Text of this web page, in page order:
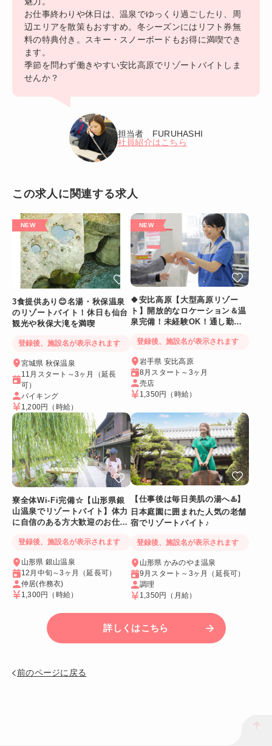
お仕事終わりや休日は、温泉でゆっくり過ごしたり、周
辺エリアを散策もおすすめ。冬シーズンにはリフト券無
料の特典付き。スキー・スノーボードもお得に満喫でき
ます。
季節を問わず働きやすい安比高原でリゾートバイトしま
せんか？
担当者 FURUHASHI
社員紹介はこちら
この求人に関連する求人
3食提供あり😊名湯・秋保温泉
のリゾートバイト！休日も仙台
観光や秋保大滝を満喫
登録後、施設名が表示されます
宮城県 秋保温泉
11月スタート～3ヶ月（延長
可）
バイキング
1,200円 （時給）
🍀安比高原【大型高原リゾー
ト】開放的なロケーション＆温
泉完備！未経験OK！通し勤務
登録後、施設名が表示されます
岩手県 安比高原
8月スタート～3ヶ月
売店
1,350円 （時給）
寮全体Wi-Fi完備☆【山形県銀
山温泉でリゾートバイト】体力
に自信のある方大歓迎のお仕事
登録後、施設名が表示されます
山形県 銀山温泉
12月中旬～3ヶ月（延長可）
仲居(作務衣)
1,300円
（時給）
【仕事後は毎日美肌の湯へ♨️】
日本庭園に囲まれた人気の老舗
宿でリゾートバイト♪
登録後、施設名が表示されます
山形県 かみのやま温泉
9月スタート～3ヶ月（延長可）
調理
1,350円
（月給）
詳しくはこちら
前のページに戻る